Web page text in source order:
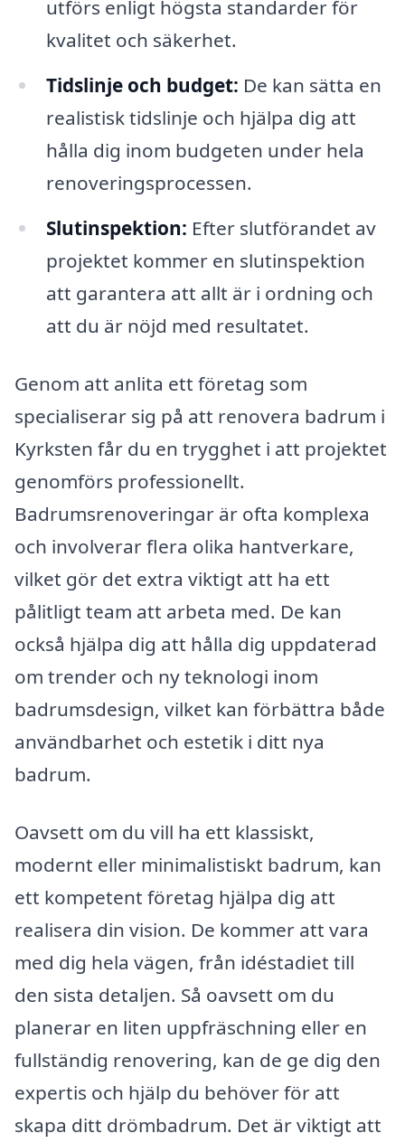
utförs enligt högsta standarder för
kvalitet och säkerhet.
Tidslinje och budget: De kan sätta en
realistisk tidslinje och hjälpa dig att
hålla dig inom budgeten under hela
renoveringsprocessen.
Slutinspektion: Efter slutförandet av
projektet kommer en slutinspektion
att garantera att allt är i ordning och
att du är nöjd med resultatet.
Genom att anlita ett företag som
specialiserar sig på att renovera badrum i
Kyrksten får du en trygghet i att projektet
genomförs professionellt.
Badrumsrenoveringar är ofta komplexa
och involverar flera olika hantverkare,
vilket gör det extra viktigt att ha ett
pålitligt team att arbeta med. De kan
också hjälpa dig att hålla dig uppdaterad
om trender och ny teknologi inom
badrumsdesign, vilket kan förbättra både
användbarhet och estetik i ditt nya
badrum.
Oavsett om du vill ha ett klassiskt,
modernt eller minimalistiskt badrum, kan
ett kompetent företag hjälpa dig att
realisera din vision. De kommer att vara
med dig hela vägen, från idéstadiet till
den sista detaljen. Så oavsett om du
planerar en liten uppfräschning eller en
fullständig renovering, kan de ge dig den
expertis och hjälp du behöver för att
skapa ditt drömbadrum. Det är viktigt att